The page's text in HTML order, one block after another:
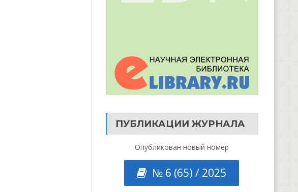
ПУБЛИКАЦИИ ЖУРНАЛА
Опубликован новый номер
№ 6 (65) / 2025